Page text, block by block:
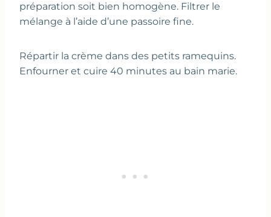
préparation soit bien homogène. Filtrer le
mélange à l’aide d’une passoire fine.
Répartir la crème dans des petits ramequins.
Enfourner et cuire 40 minutes au bain marie.